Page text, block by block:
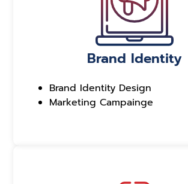
Brand Identity
Brand Identity Design
Marketing Campainge